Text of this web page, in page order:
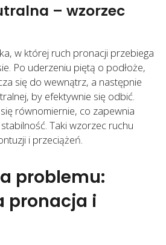
– wzorzec
w której ruch pronacji przebiega
Po uderzeniu piętą o podłoże,
się do wewnątrz, a następnie
by efektywnie się odbić.
się równomiernie, co zapewnia
Taki wzorzec ruchu
i przeciążeń.
problemu:
pronacja i